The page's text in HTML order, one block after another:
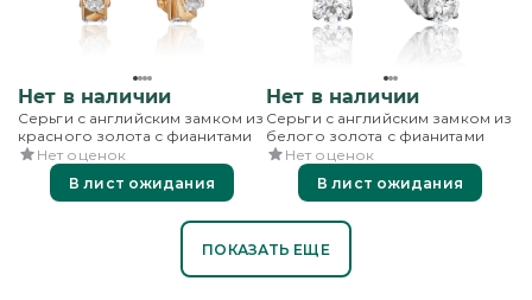
Нет в наличии
Серьги с английским замком из
красного золота с фианитами
Нет оценок
В лист ожидания
Нет в наличии
Серьги с английским замком из
белого золота с фианитами
Нет оценок
В лист ожидания
ПОКАЗАТЬ ЕЩЕ